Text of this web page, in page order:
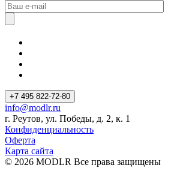
+7 495 822-72-80
info@modlr.ru
г. Реутов, ул. Победы, д. 2, к. 1
Конфиденциальность
Оферта
Карта сайта
© 2026 MODLR Все права защищены